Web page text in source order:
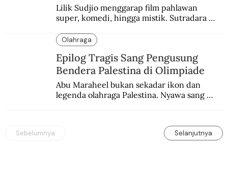
Lilik Sudjio menggarap film pahlawan
super, komedi, hingga mistik. Sutradara
Olahraga
Epilog Tragis Sang Pengusung
Bendera Palestina di Olimpiade
Abu Maraheel bukan sekadar ikon dan
legenda olahraga Palestina. Nyawa sang
Sebelumnya Selanjutnya